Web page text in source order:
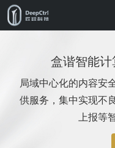
盒谐智能
局域中心化的内容安
供服务，集中实现不
上报等